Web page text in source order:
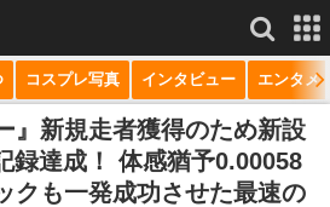
もっと見る
コスプレ写真 インタビュー エンタメ
』新規走者獲得のため新設
録達成！ 体感猶予0.00058
クも一発成功させた最速の